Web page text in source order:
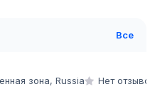
Все
зона, Russia
Нет отзывов